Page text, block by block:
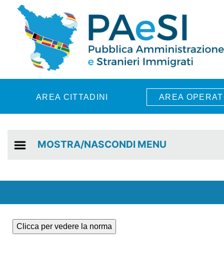
Skip to main content
AREA CITTADINI AREA
MOSTRA/NASCONDI MENU
Clicca per vedere la norma